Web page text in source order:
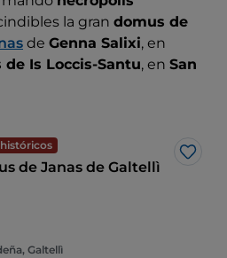
la gran domus de
de Genna Salixi, en
de Is Loccis-Santu, en San
Me
de Janas de Galtellì
Galtellì